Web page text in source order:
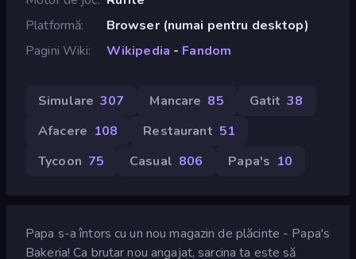
Platformă
Browser (numai pentru desktop)
Pagini Wiki
Wikipedia - Fandom
Simulare 307 Mancare 85 Gatit 38
Afacere 108 Restaurant 51
Tycoon 75 Casual 806 Papa's 10
Papa s-a întors cu un nou magazin de plăcinte - Papa's
Bakeria! Ca brutar nou angajat, sarcina ta este să